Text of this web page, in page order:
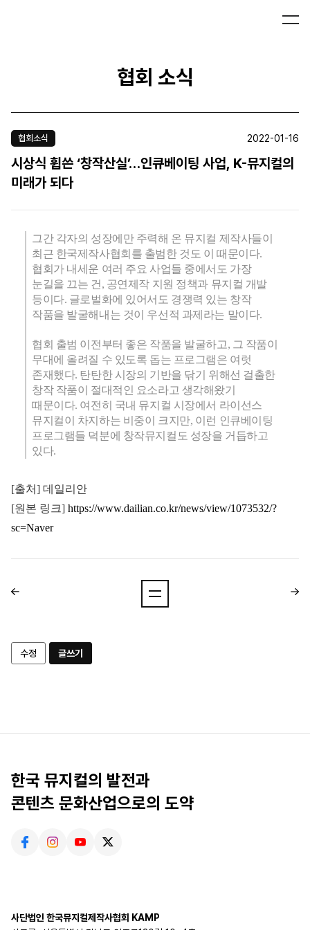
협회 소식
협회소식 2022-01-16
시상식 휩쓴 ‘창작산실’…인큐베이팅 사업, K-뮤지컬의
미래가 되다
그간 각자의 성장에만 주력해 온 뮤지컬 제작사들이
최근 한국제작사협회를 출범한 것도 이 때문이다.
협회가 내세운 여러 주요 사업들 중에서도 가장
눈길을 끄는 건, 공연제작 지원 정책과 뮤지컬 개발
등이다. 글로벌화에 있어서도 경쟁력 있는 창작
작품을 발굴해내는 것이 우선적 과제라는 말이다.
협회 출범 이전부터 좋은 작품을 발굴하고, 그 작품이
무대에 올려질 수 있도록 돕는 프로그램은 여럿
존재했다. 탄탄한 시장의 기반을 닦기 위해선 걸출한
창작 작품이 절대적인 요소라고 생각해왔기
때문이다. 여전히 국내 뮤지컬 시장에서 라이선스
뮤지컬이 차지하는 비중이 크지만, 이런 인큐베이팅
프로그램들 덕분에 창작뮤지컬도 성장을 거듭하고
있다.
[출처] 데일리안
[원본 링크] https://www.dailian.co.kr/news/view/1073532/?
sc=Naver
수정 글쓰기
한국 뮤지컬의 발전과
콘텐츠 문화산업으로의 도약
사단법인 한국뮤지컬제작사협회 KAMP